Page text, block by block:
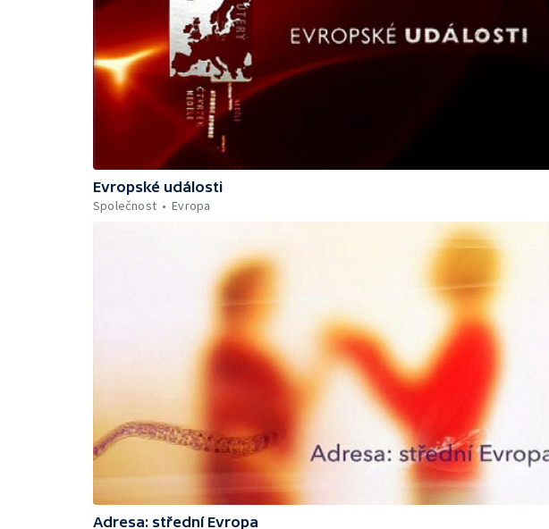
Evropské události
Společnost
Evropa
Adresa: střední Evropa